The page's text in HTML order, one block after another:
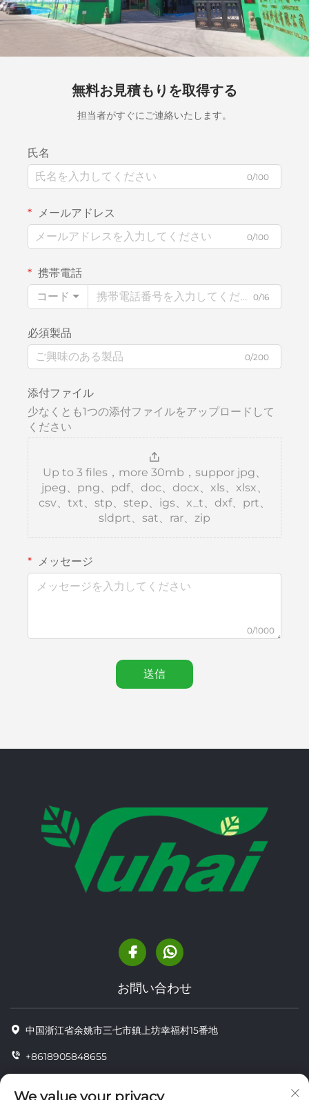
無料お見積もりを取得する
担当者がすぐにご連絡いたします。
氏名
0/100
メールアドレス
0/100
携帯電話
コード
0/16
必須製品
0/200
添付ファイル
少なくとも1つの添付ファイルをアップロードして
ください
Up to 3 files，more 30mb，suppor jpg、
jpeg、png、pdf、doc、docx、xls、xlsx、
csv、txt、stp、step、igs、x_t、dxf、prt、
sldprt、sat、rar、zip
メッセージ
0/1000
送信
お問い合わせ
中国浙江省余姚市三七市鎮上坊幸福村15番地
+8618905848655
We value your privacy